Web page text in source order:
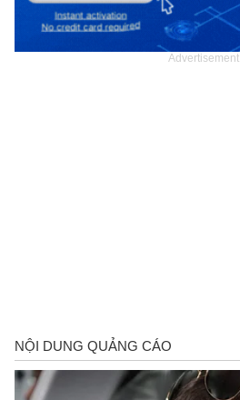
Advertisement